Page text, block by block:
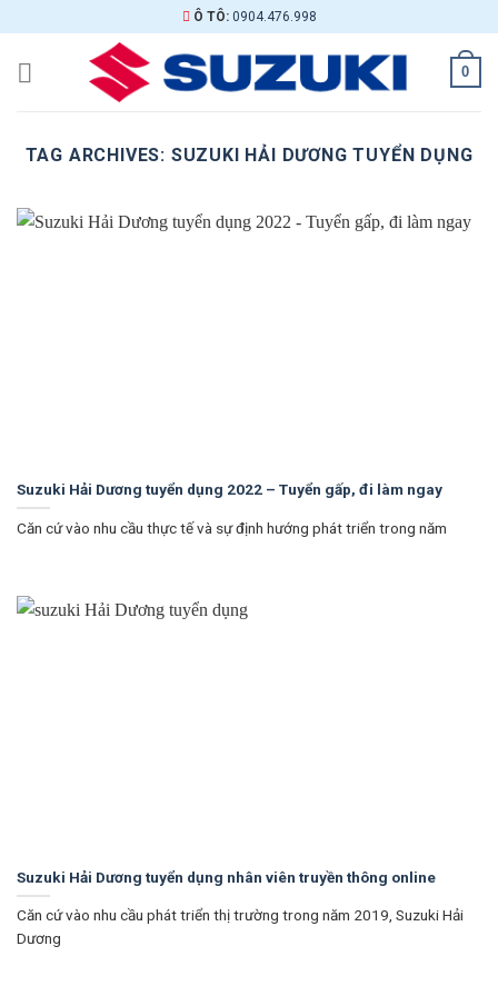
to
content
Ô TÔ: 0904.476.998
0
TAG ARCHIVES: SUZUKI HẢI DƯƠNG TUYỂN DỤNG
Suzuki Hải Dương tuyển dụng 2022 – Tuyển gấp, đi làm ngay
Căn cứ vào nhu cầu thực tế và sự định hướng phát triển trong năm
Suzuki Hải Dương tuyển dụng nhân viên truyền thông online
Căn cứ vào nhu cầu phát triển thị trường trong năm 2019, Suzuki Hải
Dương